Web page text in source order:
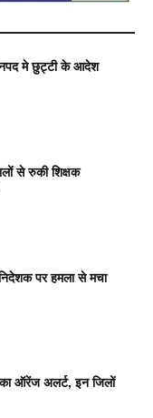
मे छुट्टी के आदेश
से रुकी शिक्षक
पर हमला से मचा
ऑरेंज अलर्ट, इन जिलों